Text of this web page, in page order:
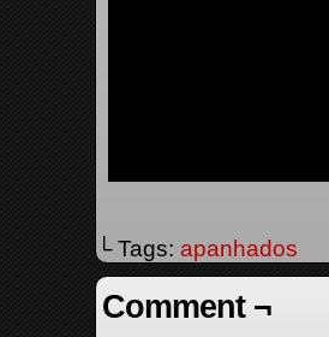
└ Tags: apanhados
Comment ¬